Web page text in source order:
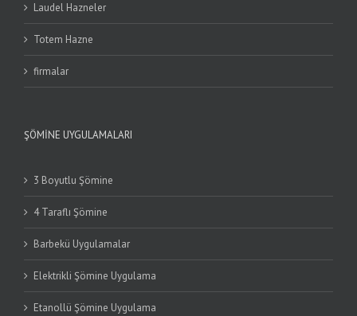
Laudel Hazneler
Totem Hazne
firmalar
ŞÖMINE UYGULAMALARI
3 Boyutlu Şömine
4 Taraflı Şömine
Barbekü Uygulamalar
Elektrikli Şömine Uygulama
Etanollü Şömine Uygulama